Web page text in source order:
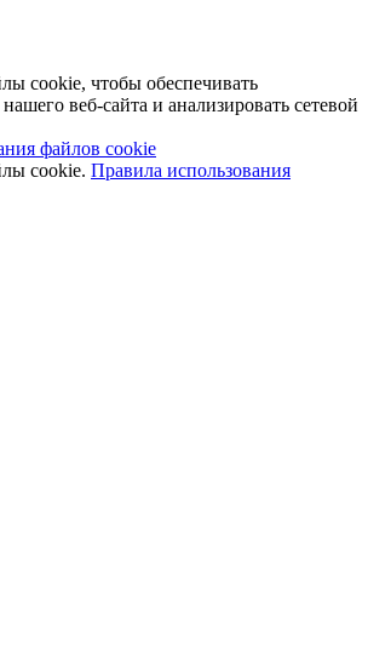
cookie, чтобы обеспечивать
веб-сайта и анализировать сетевой
файлов cookie
cookie. Правила использования